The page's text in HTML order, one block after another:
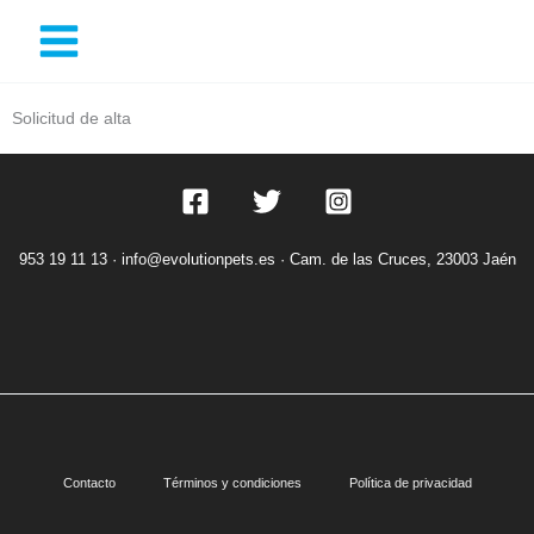
contenido
Solicitud de alta
953 19 11 13 · info@evolutionpets.es · Cam. de las Cruces, 23003 Jaén
Contacto Términos y condiciones Política de privacidad